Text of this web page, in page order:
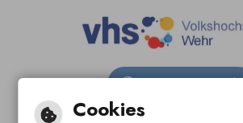
Barrierefreie Ansicht
Cookies